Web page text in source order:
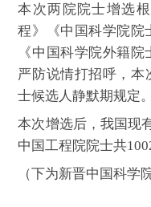
本次两院院士增选
程》《中国科学院院
《中国科学院外籍
严防说情打招呼，本
士候选人静默期规定。
本次增选后，我国现
中国工程院院士共
（下为新晋中国科学